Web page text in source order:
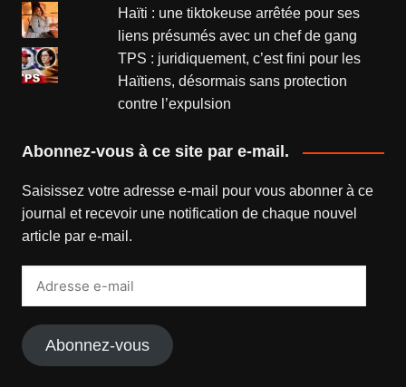
Haïti : une tiktokeuse arrêtée pour ses
liens présumés avec un chef de gang
TPS : juridiquement, c’est fini pour les
Haïtiens, désormais sans protection
contre l’expulsion
Abonnez-vous à ce site par e-mail.
Saisissez votre adresse e-mail pour vous abonner à ce
journal et recevoir une notification de chaque nouvel
article par e-mail.
Abonnez-vous